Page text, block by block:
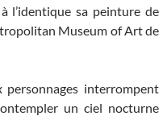
l’identique sa peinture de
Museum of Art de
interrompent
un ciel nocturne